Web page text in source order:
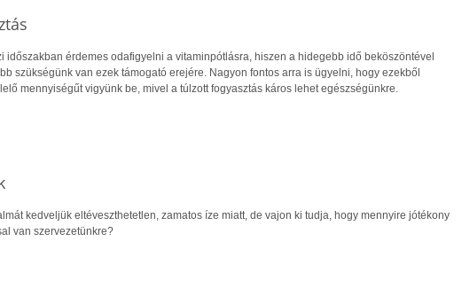
időszakban érdemes odafigyelni a vitaminpótlásra, hiszen a hidegebb idő beköszöntével
szükségünk van ezek támogató erejére. Nagyon fontos arra is ügyelni, hogy ezekből
mennyiségűt vigyünk be, mivel a túlzott fogyasztás káros lehet egészségünkre.
kedveljük eltéveszthetetlen, zamatos íze miatt, de vajon ki tudja, hogy mennyire jótékony
van szervezetünkre?